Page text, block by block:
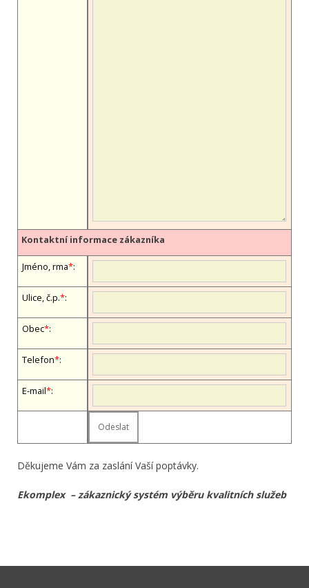
Kontaktní informace zákazníka
Jméno, firma*:
Ulice, č.p.*:
Obec*:
Telefon*:
E-mail*:
Děkujeme Vám za zaslání Vaší poptávky.
Ekomplex – zákaznický systém výběru kvalitních služeb